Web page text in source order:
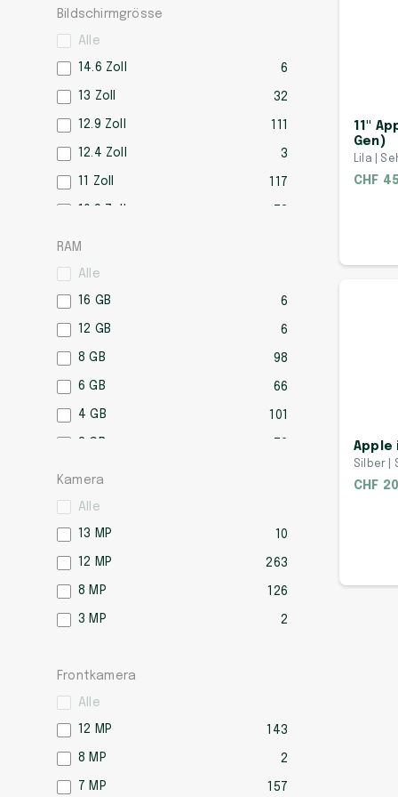
Bildschirmgrösse
Alle
14.6 Zoll 6
13 Zoll 32
12.9 Zoll 111
12.4 Zoll 3
11 Zoll 117
10.9 Zoll
10.4 Zoll
10.2 Zoll 60
10.1 Zoll 8
RAM
Alle
16 GB 6
12 GB 6
8 GB 98
6 GB 66
4 GB 101
3 GB
1 GB
Kamera
Alle
13 MP 10
12 MP 263
8 MP 126
3 MP 2
Frontkamera
Alle
12 MP 143
8 MP 2
7 MP 157
11"
Gen)
Lila |
CHF
Apple
Silber |
CHF